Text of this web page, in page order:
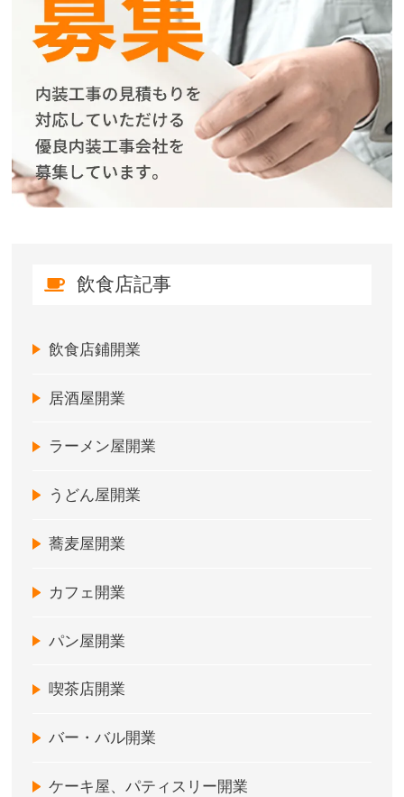
飲食店記事
飲食店鋪開業
居酒屋開業
ラーメン屋開業
うどん屋開業
蕎麦屋開業
カフェ開業
パン屋開業
喫茶店開業
バー・バル開業
ケーキ屋、パティスリー開業